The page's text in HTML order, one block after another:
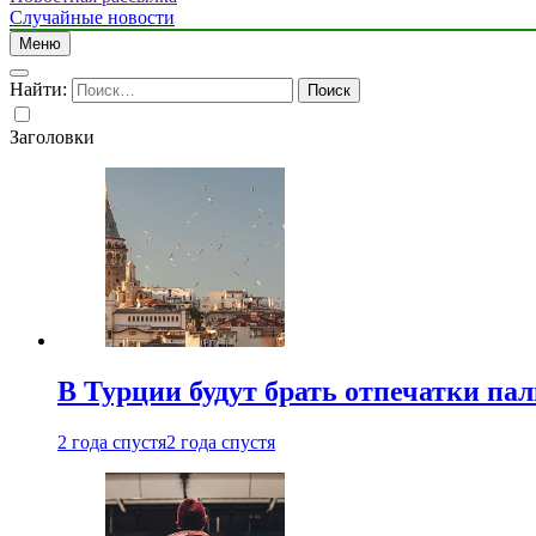
Случайные новости
Меню
Найти:
Заголовки
В Турции будут брать отпечатки
2 года спустя2 года спустя